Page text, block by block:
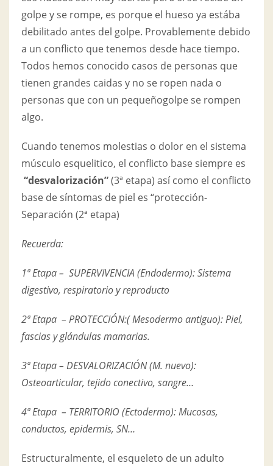
golpe y se rompe, es porque el hueso ya estába
debilitado antes del golpe. Provablemente debido
a un conflicto que tenemos desde hace tiempo.
Todos hemos conocido casos de personas que
tienen grandes caidas y no se ropen nada o
personas que con un pequeñogolpe se rompen
algo.
Cuando tenemos molestias o dolor en el sistema
músculo esquelitico, el conflicto base siempre es
“desvalorización”(3ª etapa) así como el conflicto
base de síntomas de piel es “protección-
Separación (2ª etapa)
Recuerda:
1ª Etapa – SUPERVIVENCIA (Endodermo): Sistema
digestivo, respiratorio y reproducto
2ª Etapa – PROTECCIÓN:( Mesodermo antiguo): Piel,
fascias y glándulas mamarias.
3ª Etapa – DESVALORIZACIÓN (M. nuevo):
Osteoarticular, tejido conectivo, sangre…
4ª Etapa – TERRITORIO (Ectodermo): Mucosas,
conductos, epidermis, SN…
Estructuralmente, el esqueleto de un adulto